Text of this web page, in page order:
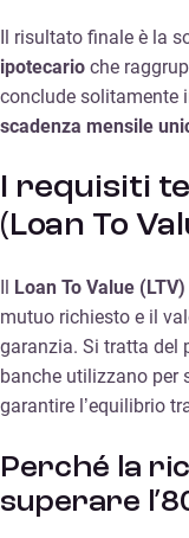
Il risultato finale è la
ipotecario che
conclude solitamente
scadenza mensile
I requisiti
(Loan To
Il Loan To Value (LTV)
mutuo richiesto e il
garanzia. Si tratta del
banche utilizzano per
garantire l’equilibrio
Perché la
superare